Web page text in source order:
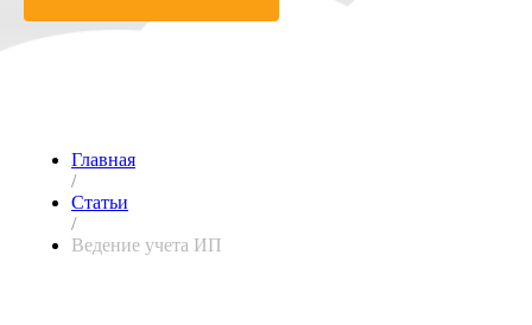
Главная
/
Статьи
/
Ведение учета ИП